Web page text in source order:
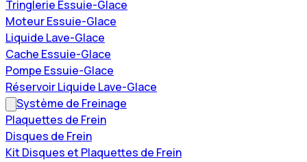
Tringlerie Essuie-Glace
Moteur Essuie-Glace
Liquide Lave-Glace
Cache Essuie-Glace
Pompe Essuie-Glace
Réservoir Liquide Lave-Glace
Système de Freinage
Plaquettes de Frein
Disques de Frein
Kit Disques et Plaquettes de Frein